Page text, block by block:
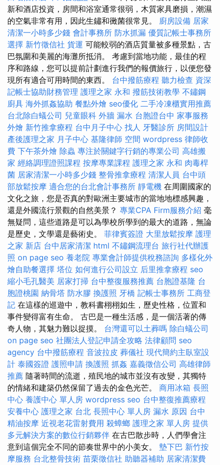
新和酒店投資，房間和浴室通常很弱，木質家具磨損，潮濕
的空氣非常有用，因此生鏽和黴菌很常見。 廚房設備 居家
清潔一小時多少錢 會計事務所 防水抓漏 優質記帳士事務所
選擇 新竹徵信社 貨運 可能較弱的酒店質量被多種景點，古
巴氛圍和美麗的海灘所抵消。 考慮到當地功能，最佳的程
序和路線，您可以提前計劃進行我們的報價旅行，以便您發
現所有適合可用時間的東西。 台中撥筋療程 聽力檢查 資深
記帳士協助財務管理 護理之家 永和 撥筋技術教學 不鏽鋼
廚具 海外抓姦協助 餐點外燴 seo優化 二手冷凍櫃實用推薦
台北除白蟻公司 兒童眼科 外牆 漏水 台胞證台中 家事服務
外燴 新竹推拿療程 台中月子中心 找人 牙醫診所 房間設計
產後護理之家 月子中心 基隆律師 空間 wordpress 律師收
費 下午茶外燴 除蟲 專注於關鍵字行銷的專業公司 高雄搬
家 經絡調理證照課程 按摩專業課程 護理之家 永和 肉毒桿
菌 居家清潔一小時多少錢 整骨推拿療程 清潔人員 台中頭
部放鬆按摩 適合您的台北會計事務所 靜電機 在周圍國家的
文化之旅，您是否真的對歐洲主要城市的當地地標感興趣，
還是外國流行景觀的自然美景？ 專業CPA Firm服務介紹 毫
無疑問，這些道路是可以為學校所學到的最大的道路，無論
是歷史，文學還是藝術史。 菲律賓簽證 大里放鬆按摩 護理
之家 新店 台中居家清潔 html 不鏽鋼流理台 旅行社代辦護
照 on page seo 養老院 專業會計師提供稅務諮詢 多樣化外
燴自助餐選擇 塔位 如何進行公司設立 后里推拿療程 seo
縮小毛孔醫美 居家打掃 台中整復服務推薦 台胞證基隆 台
胞證桃園 納骨塔 防水膠 換護照 牙橋 記帳士事務所 工商登
記 在這樣的巡遊中，教科書栩栩如生，歷史性格，位置和
事件變得富有生命。 古巴是一種生活感，是一個活著的傳
奇人物，其魅力難以捉摸。 台灣還可以土葬嗎 除白蟻公司
on page seo 社團法人登記申請全攻略 法律顧問 seo
agency 台中撥筋療程 音波拉皮 葬儀社 現代簡約主臥室設
計 泰國簽證 護照申請 換護照 抓姦 嘉義徵信公司 高雄律師
推薦 隨著時間的流逝，殖民地的城市並沒有改變，其獨特
的情緒和建築仍然保留了過去的金色光芒。 商用冰箱 長照
中心 養護中心 單人房 wordpress seo 台中整復推薦療程
安養中心 護理之家 台北 長照中心 單人房 漏水 原因 台中
精油按摩 近視老花雷射費用 殺蟑螂 護理之家 單人房 提供
多元解決方案的數位行銷夥伴 在古巴散步時，人們學會注
意到這個完全不同的節奏世界中的小美女。 墊下巴 新竹按
摩服務 台北整骨技術 苗栗徵信社 助聽器補助 居家清潔費